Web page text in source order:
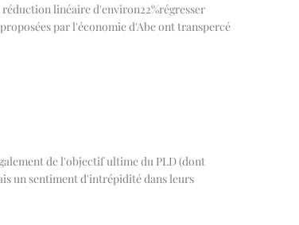
réduction linéaire d'environ22%régresser
par l'économie d'Abe ont transpercé
de l'objectif ultime du PLD (dont
un sentiment d'intrépidité dans leurs